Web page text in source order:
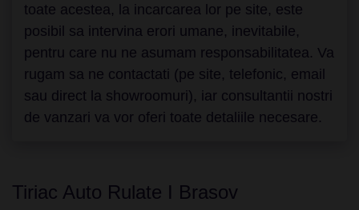
toate acestea, la incarcarea lor pe site, este
posibil sa intervina erori umane, inevitabile,
pentru care nu ne asumam responsabilitatea. Va
rugam sa ne contactati (pe site, telefonic, email
sau direct la showroomuri), iar consultantii nostri
de vanzari va vor oferi toate detaliile necesare.
Tiriac Auto Rulate I Brasov